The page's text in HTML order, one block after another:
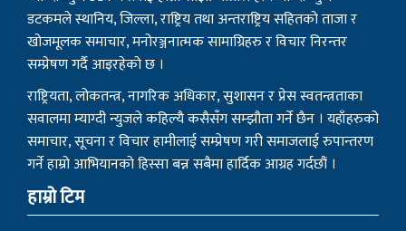
डटकमले स्थानिय, जिल्ला, राष्ट्रिय तथा अन्तराष्ट्रिय सहितको ताजा र
खोजमूलक समाचार, मनोरञ्जनात्मक सामाग्रिहरु र विचार निरन्तर
सम्प्रेषण गर्दै आइरहेको छ ।
राष्ट्रियता, लोकतन्त्र, नागरिक अधिकार, सुशासन र प्रेस स्वतन्त्रताका
सवालमा म्याग्दी न्युजले कहिल्यै कसैसँग सम्झौता गर्ने छैन । यहाँहरुको
समाचार, सूचना र विचार हामीलाई सम्प्रेषण गरी समाजलाई रुपान्तरण
गर्ने हाम्रो आभियानको हिस्सा बन्न सबैमा हार्दिक आग्रह गर्दछौं ।
हाम्रो टिम